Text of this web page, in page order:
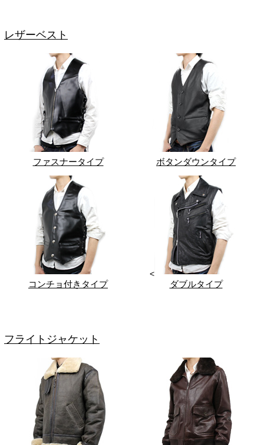
レザーベスト
ファスナータイプ ボタンダウンタイプ
コンチョ付きタイプ
<
ダブルタイプ
フライトジャケット